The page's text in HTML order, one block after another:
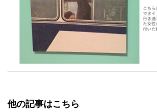
他の記事はこちら